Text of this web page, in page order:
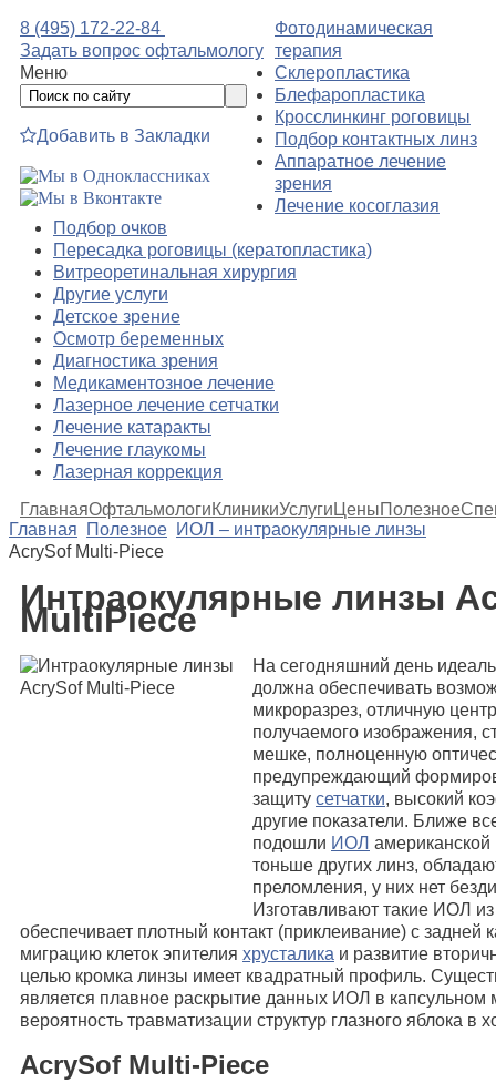
8 (495) 172-22-84
Задать вопрос офтальмологу
Меню
Добавить в Закладки
Фотодинамическая
терапия
Склеропластика
Блефаропластика
Кросслинкинг роговицы
Подбор контактных линз
Аппаратное лечение
зрения
Лечение косоглазия
Подбор очков
Пересадка роговицы (кератопластика)
Витреоретинальная хирургия
Другие услуги
Детское зрение
Осмотр беременных
Диагностика зрения
Медикаментозное лечение
Лазерное лечение сетчатки
Лечение катаракты
Лечение глаукомы
Лазерная коррекция
ГлавнаяОфтальмологиКлиникиУслуги ЦеныПолезное
Главная
Полезное ИОЛ – интраокулярные линзы
AcrySof Multi-Piece
Интраокулярные линзы
MultiPiece
На сегодняшний день
должна обеспечивать
микроразрез, отличную
получаемого изображения,
мешке, полноценную
предупреждающий
защиту сетчатки, высокий
другие показатели. Ближе
подошли ИОЛ
тоньше других линз,
преломления, у них нет
Изготавливают такие ИОЛ
обеспечивает плотный контакт (приклеивание) с задней
миграцию клеток эпителия хрусталика и развитие
целью кромка линзы имеет квадратный профиль.
является плавное раскрытие данных ИОЛ в капсульном
вероятность травматизации структур глазного яблока в
AcrySof Multi-Piece